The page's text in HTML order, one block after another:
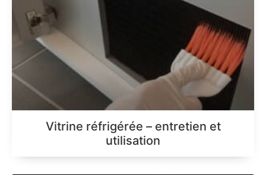
Vitrine réfrigérée – entretien et
utilisation